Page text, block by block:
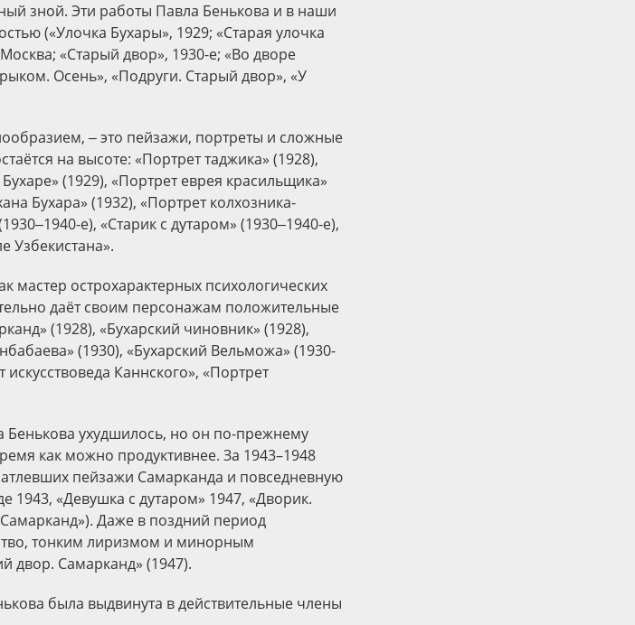
зной. Эти работы Павла Бенькова и в наши
(«Улочка Бухары», 1929; «Старая улочка
«Старый двор», 1930-е; «Во дворе
Осень», «Подруги. Старый двор», «У
‒ это пейзажи, портреты и сложные
на высоте: «Портрет таджика» (1928),
(1929), «Портрет еврея красильщика»
Бухара» (1932), «Портрет колхозника-
е), «Старик с дутаром» (1930‒1940-е),
Узбекистана».
мастер острохарактерных психологических
даёт своим персонажам положительные
(1928), «Бухарский чиновник» (1928),
(1930), «Бухарский Вельможа» (1930-
Каннского», «Портрет
ухудшилось, но он по-прежнему
как можно продуктивнее. За 1943–1948
пейзажи Самарканда и повседневную
«Девушка с дутаром» 1947, «Дворик.
Даже в поздний период
тонким лиризмом и минорным
двор. Самарканд» (1947).
была выдвинута в действительные члены